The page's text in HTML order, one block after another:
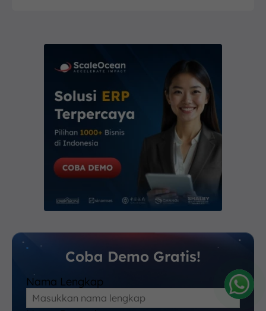
Coba Demo Gratis!
Nama Lengkap
Amelia